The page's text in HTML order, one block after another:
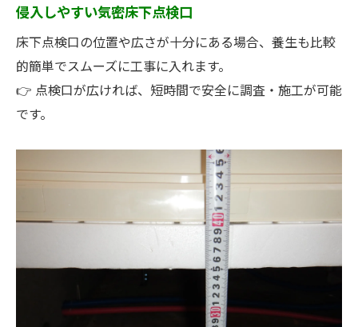
侵入しやすい気密床下点検口
床下点検口の位置や広さが十分にある場合、養生も比較
的簡単でスムーズに工事に入れます。
👉 点検口が広ければ、短時間で安全に調査・施工が可能
です。